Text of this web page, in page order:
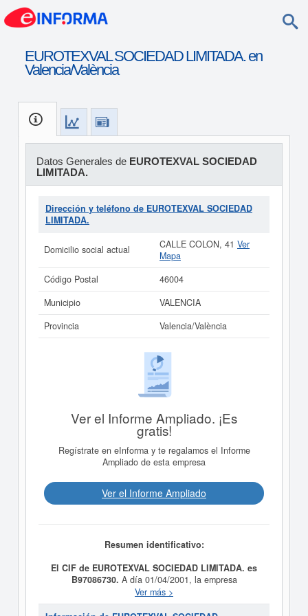
EUROTEXVAL SOCIEDAD LIMITADA. en
Valencia/València
Datos Generales de EUROTEXVAL SOCIEDAD
LIMITADA.
Dirección y teléfono de EUROTEXVAL SOCIEDAD
LIMITADA.
Domicilio social actual CALLE COLON, 41 Ver
Mapa
Código Postal
46004
Municipio
VALENCIA
Provincia
Valencia/València
Ver el Informe Ampliado. ¡Es
gratis!
Regístrate en eInforma y te regalamos el Informe
Ampliado de esta empresa
Ver el Informe Ampliado
Resumen identificativo:
El CIF de EUROTEXVAL SOCIEDAD LIMITADA. es
B97086730. A día 01/04/2001, la empresa
EUROTEXVAL SOCIEDAD LIMITADA.
el objetivo LA FABRICACION, LA COMPRAVENTA AL
Ver más >